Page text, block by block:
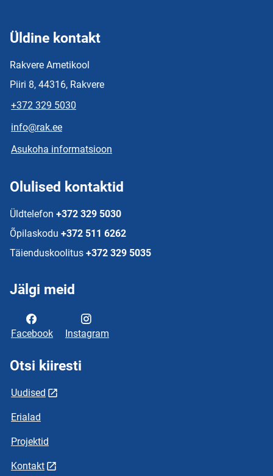
Üldine kontakt
Rakvere Ametikool
Piiri 8, 44316, Rakvere
+372 329 5030
info@rak.ee
Asukoha informatsioon
Olulised kontaktid
Üldtelefon +372 329 5030
Õpilaskodu +372 511 6262
Täienduskoolitus +372 329 5035
Jälgi meid
Facebook Instagram
Otsi kiiresti
Uudised
Erialad
Projektid
Kontakt